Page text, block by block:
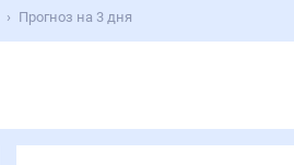
Прогноз на 3 дня